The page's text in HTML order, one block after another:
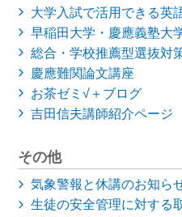
大学入試で活用できる英
早稲田大学・慶應義塾大
総合・学校推薦型選抜対
慶應難関論文講座
お茶ゼミ√＋ブログ
吉田信夫講師紹介ページ
その他
気象警報と休講のお知ら
生徒の安全管理に対する